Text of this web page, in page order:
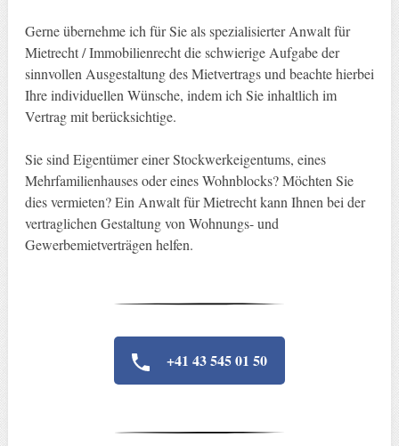
Gerne übernehme ich für Sie als spezialisierter Anwalt für
Mietrecht / Immobilienrecht die schwierige Aufgabe der
sinnvollen Ausgestaltung des Mietvertrags und beachte hierbei
Ihre individuellen Wünsche, indem ich Sie inhaltlich im
Vertrag mit berücksichtige.
Sie sind Eigentümer einer Stockwerkeigentums, eines
Mehrfamilienhauses oder eines Wohnblocks? Möchten Sie
dies vermieten? Ein Anwalt für Mietrecht kann Ihnen bei der
vertraglichen Gestaltung von Wohnungs- und
Gewerbemietverträgen helfen.
+41 43 545 01 50